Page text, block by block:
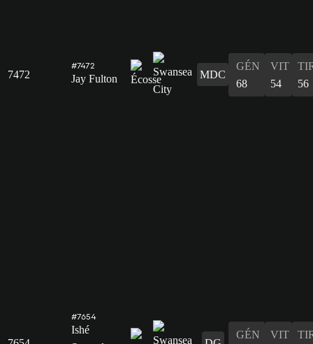
7472
#7472
Jay Fulton MDC
GÉN
68
VIT
54
56
#7654
Ishé
GÉN VIT